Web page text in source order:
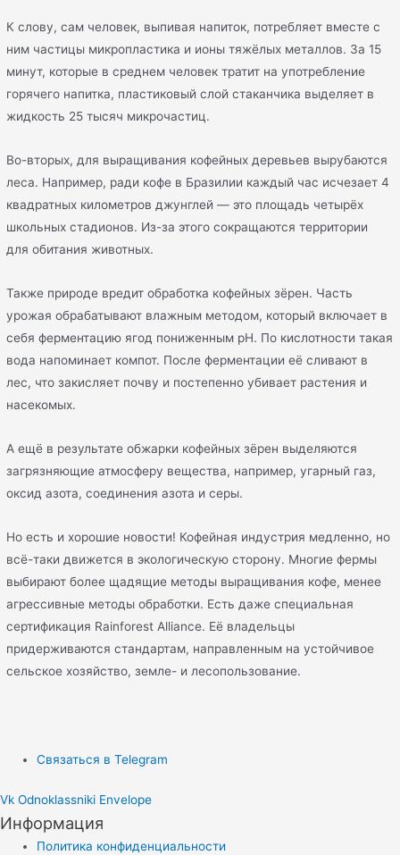
К слову, сам человек, выпивая напиток, потребляет вместе с
ним частицы микропластика и ионы тяжёлых металлов. За 15
минут, которые в среднем человек тратит на употребление
горячего напитка, пластиковый слой стаканчика выделяет в
жидкость 25 тысяч микрочастиц.
Во-вторых, для выращивания кофейных деревьев вырубаются
леса. Например, ради кофе в Бразилии каждый час исчезает 4
квадратных километров джунглей — это площадь четырёх
школьных стадионов. Из-за этого сокращаются территории
для обитания животных.
Также природе вредит обработка кофейных зёрен. Часть
урожая обрабатывают влажным методом, который включает в
себя ферментацию ягод пониженным pH. По кислотности такая
вода напоминает компот. После ферментации её сливают в
лес, что закисляет почву и постепенно убивает растения и
насекомых.
А ещё в результате обжарки кофейных зёрен выделяются
загрязняющие атмосферу вещества, например, угарный газ,
оксид азота, соединения азота и серы.
Но есть и хорошие новости! Кофейная индустрия медленно, но
всё-таки движется в экологическую сторону. Многие фермы
выбирают более щадящие методы выращивания кофе, менее
агрессивные методы обработки. Есть даже специальная
сертификация Rainforest Alliance. Её владельцы
придерживаются стандартам, направленным на устойчивое
сельское хозяйство, земле- и лесопользование.
Связаться в Telegram
Vk Odnoklassniki Envelope
Информация
Политика конфиденциальности